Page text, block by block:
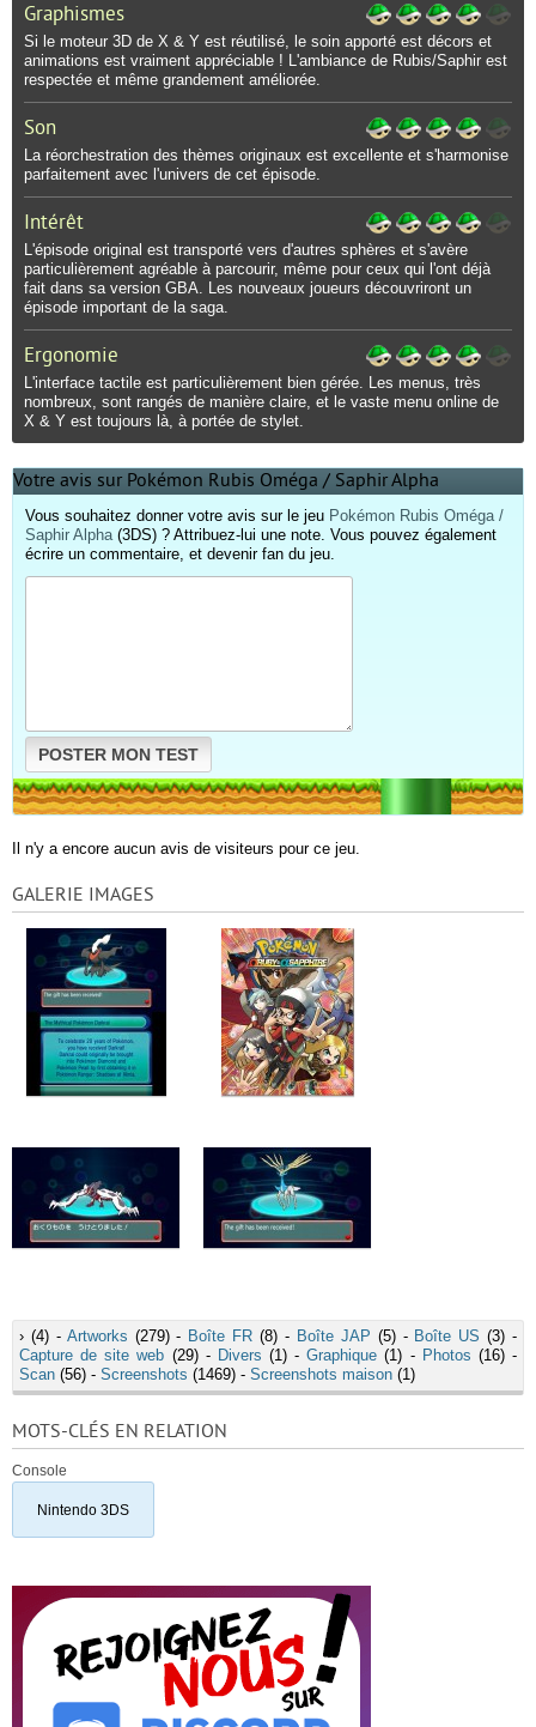
Graphismes
Si le moteur 3D de X & Y est réutilisé, le soin apporté est décors et
animations est vraiment appréciable ! L'ambiance de Rubis/Saphir est
respectée et même grandement améliorée.
Son
La réorchestration des thèmes originaux est excellente et s'harmonise
parfaitement avec l'univers de cet épisode.
Intérêt
L'épisode original est transporté vers d'autres sphères et s'avère
particulièrement agréable à parcourir, même pour ceux qui l'ont déjà
fait dans sa version GBA. Les nouveaux joueurs découvriront un
épisode important de la saga.
Ergonomie
L'interface tactile est particulièrement bien gérée. Les menus, très
nombreux, sont rangés de manière claire, et le vaste menu online de
X & Y est toujours là, à portée de stylet.
Votre avis sur Pokémon Rubis Oméga / Saphir Alpha
Vous souhaitez donner votre avis sur le jeu Pokémon Rubis Oméga /
Saphir Alpha (3DS) ? Attribuez-lui une note. Vous pouvez également
écrire un commentaire, et devenir fan du jeu.
POSTER MON TEST
Il n'y a encore aucun avis de visiteurs pour ce jeu.
GALERIE IMAGES
› (4) - Artworks (279) - Boîte FR (8) - Boîte JAP (5) - Boîte US (3) -
Capture de site web (29) - Divers (1) -Graphique (1) - Photos (16) -
Scan (56) - Screenshots (1469) - Screenshots maison (1)
MOTS-CLÉS EN RELATION
Console
Nintendo 3DS